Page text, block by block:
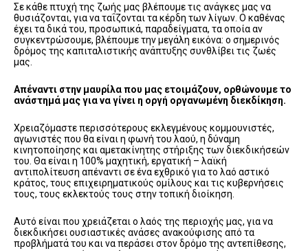
Σε κάθε πτυχή της ζωής μας βλέπουμε τις ανάγκες μας να
θυσιάζονται, για να ταΐζονται τα κέρδη των λίγων. Ο καθένας
έχει τα δικά του, προσωπικά, παραδείγματα, τα οποία αν
συγκεντρώσουμε, βλέπουμε την μεγάλη εικόνα: ο σημερινός
δρόμος της καπιταλιστικής ανάπτυξης συνθλίβει τις ζωές
μας.
Απέναντι στην μαυρίλα που μας ετοιμάζουν, ορθώνουμε το
ανάστημά μας για να γίνει η οργή οργανωμένη διεκδίκηση.
Χρειαζόμαστε περισσότερους εκλεγμένους κομμουνιστές,
αγωνιστές που θα είναι η φωνή του λαού, η δύναμη
κινητοποίησης και αμετακίνητης στήριξης των διεκδικήσεών
του. Θα είναι η 100% μαχητική, εργατική – λαϊκή
αντιπολίτευση απέναντι σε ένα εχθρικό για το λαό αστικό
κράτος, τους επιχειρηματικούς ομίλους και τις κυβερνήσεις
τους, τους εκλεκτούς τους στην τοπική διοίκηση.
Αυτό είναι που χρειάζεται ο λαός της περιοχής μας, για να
διεκδικήσει ουσιαστικές ανάσες ανακούφισης από τα
προβλήματά του και να περάσει στον δρόμο της αντεπίθεσης,